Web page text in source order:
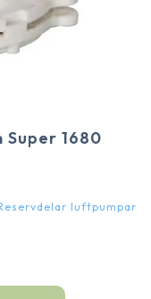
1680
luftpumpar